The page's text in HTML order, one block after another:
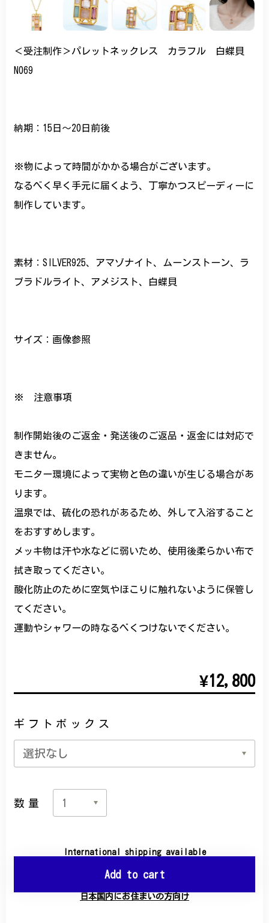
＜受注制作＞パレットネックレス カラフル 白蝶貝
N069
納期：15日～20日前後
※物によって時間がかかる場合がございます。
なるべく早く手元に届くよう、丁寧かつスピーディーに
制作しています。
素材：SILVER925、アマゾナイト、ムーンストーン、ラ
ブラドルライト、アメジスト、白蝶貝
サイズ：画像参照
※ 注意事項
制作開始後のご返金・発送後のご返品・返金には対応で
きません。
モニター環境によって実物と色の違いが生じる場合があ
ります。
温泉では、硫化の恐れがあるため、外して入浴すること
をおすすめします。
メッキ物は汗や水などに弱いため、使用後柔らかい布で
拭き取ってください。
酸化防止のために空気やほこりに触れないように保管し
てください。
運動やシャワーの時なるべくつけないでください。
¥12,800
ギフトボックス
数量
International shipping available
Add to cart
日本国内にお住まいの方向け